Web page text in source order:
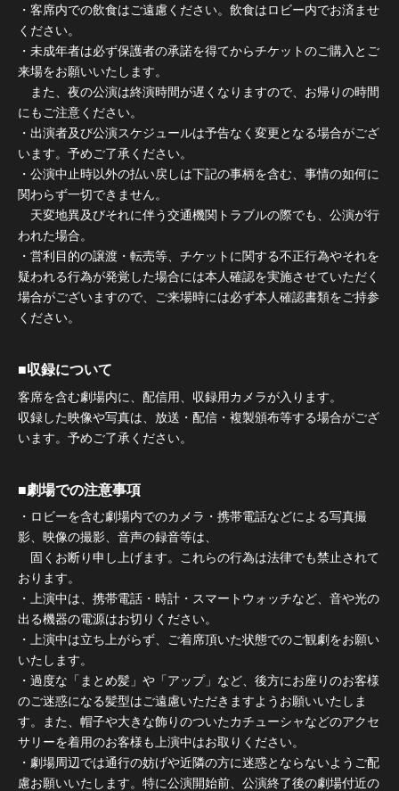
・客席内での飲食はご遠慮ください。飲食はロビー内でお済ませ
ください。
・未成年者は必ず保護者の承諾を得てからチケットのご購入とご
来場をお願いいたします。
また、夜の公演は終演時間が遅くなりますので、お帰りの時間
にもご注意ください。
・出演者及び公演スケジュールは予告なく変更となる場合がござ
います。予めご了承ください。
・公演中止時以外の払い戻しは下記の事柄を含む、事情の如何に
関わらず一切できません。
天変地異及びそれに伴う交通機関トラブルの際でも、公演が行
われた場合。
・営利目的の譲渡・転売等、チケットに関する不正行為やそれを
疑われる行為が発覚した場合には本人確認を実施させていただく
場合がございますので、ご来場時には必ず本人確認書類をご持参
ください。
■収録について
客席を含む劇場内に、配信用、収録用カメラが入ります。
収録した映像や写真は、放送・配信・複製頒布等する場合がござ
います。予めご了承ください。
■劇場での注意事項
・ロビーを含む劇場内でのカメラ・携帯電話などによる写真撮
影、映像の撮影、音声の録音等は、
固くお断り申し上げます。これらの行為は法律でも禁止されて
おります。
・上演中は、携帯電話・時計・スマートウォッチなど、音や光の
出る機器の電源はお切りください。
・上演中は立ち上がらず、ご着席頂いた状態でのご観劇をお願い
いたします。
・過度な「まとめ髪」や「アップ」など、後方にお座りのお客様
のご迷惑になる髪型はご遠慮いただきますようお願いいたしま
す。また、帽子や大きな飾りのついたカチューシャなどのアクセ
サリーを着用のお客様も上演中はお取りください。
・劇場周辺では通行の妨げや近隣の方に迷惑とならないようご配
慮お願いいたします。特に公演開始前、公演終了後の劇場付近の